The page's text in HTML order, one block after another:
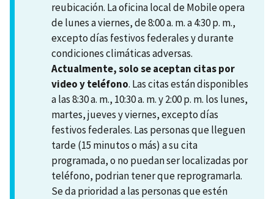
reubicación. La oficina local de Mobile opera
de lunes a viernes, de 8:00 a. m. a 4:30 p. m.,
excepto días festivos federales y durante
condiciones climáticas adversas.
Actualmente, solo se aceptan citas por
video y teléfono. Las citas están disponibles
a las 8:30 a. m., 10:30 a. m. y 2:00 p. m. los lunes,
martes, jueves y viernes, excepto días
festivos federales. Las personas que lleguen
tarde (15 minutos o más) a su cita
programada, o no puedan ser localizadas por
teléfono, podrian tener que reprogramarla.
Se da prioridad a las personas que estén